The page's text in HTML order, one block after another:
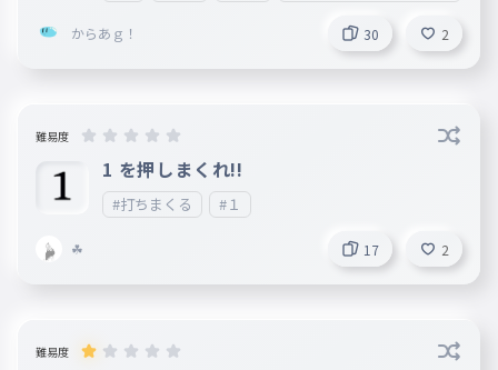
からあｇ！ 30 2
難易度
1 を押しまくれ!!
#打ちまくる #１
☘ 17 2
難易度